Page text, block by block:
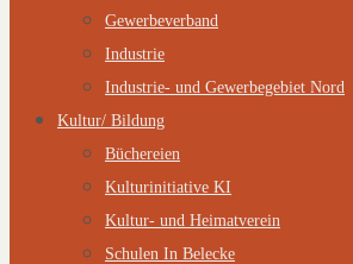
Gewerbeverband
Industrie
Industrie- und Gewerbegebiet Nord
Kultur/ Bildung
Büchereien
Kulturinitiative KI
Kultur- und Heimatverein
Schulen In Belecke